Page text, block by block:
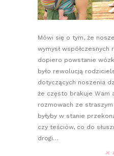
Mówi się o tym, że
wymysł współczesnych
dopiero powstanie
było rewolucją
dotyczących noszenia
że często brakuje Wam
rozmowach ze
byłyby w stanie
czy teściów, co do
drogi…